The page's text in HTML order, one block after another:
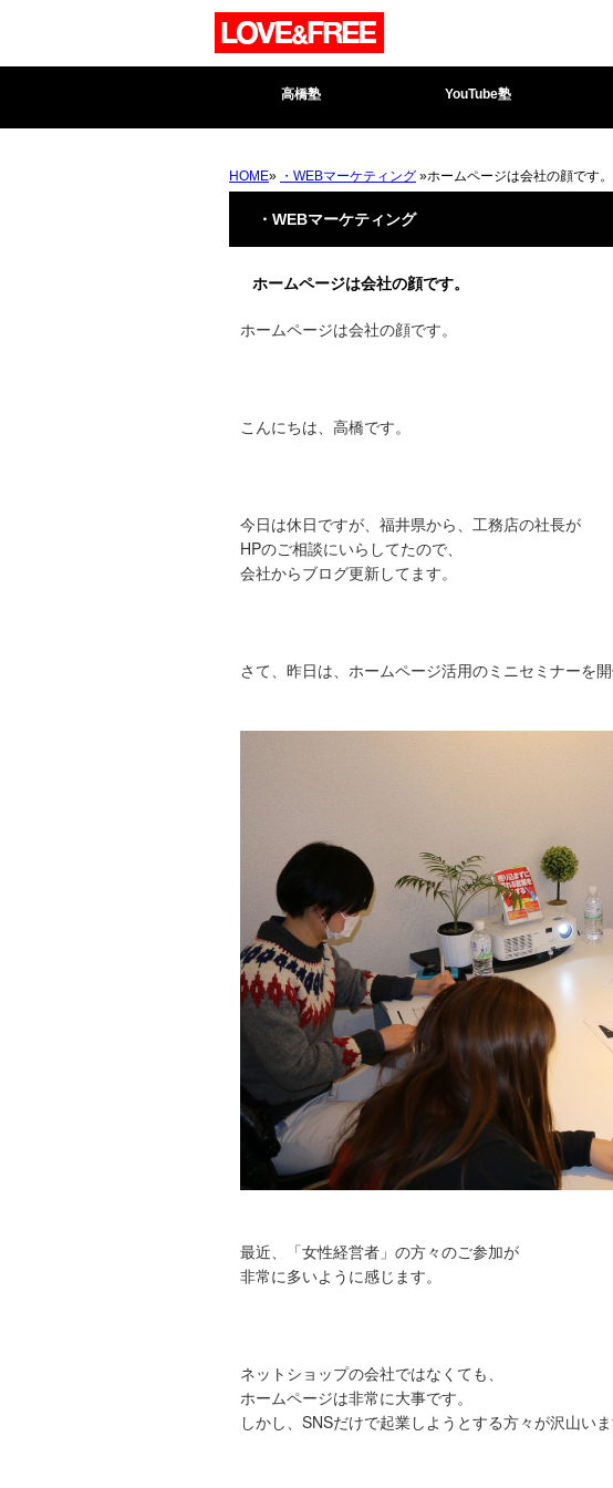
高橋塾 YouTube塾
HOME» ・WEBマーケティング »ホームページは会社の顔です。
・WEBマーケティング
ホームページは会社の顔です。
ホームページは会社の顔です。
こんにちは、高橋です。
今日は休日ですが、福井県から、工務店の社長が
HPのご相談にいらしてたので、
会社からブログ更新してます。
さて、昨日は、ホームページ活用のミニセミナーを開
最近、「女性経営者」の方々のご参加が
非常に多いように感じます。
ネットショップの会社ではなくても、
ホームページは非常に大事です。
しかし、SNSだけで起業しようとする方々が沢山いま